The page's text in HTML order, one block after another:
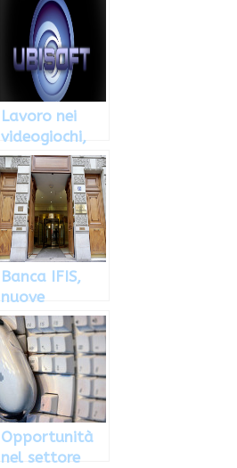
Lavoro nei
videogiochi,
Ubisoft
assume
personale a
Milano
Banca IFIS,
nuove
assunzioni nel
settore
bancario: di
cosa si tratta
Opportunità
nel settore